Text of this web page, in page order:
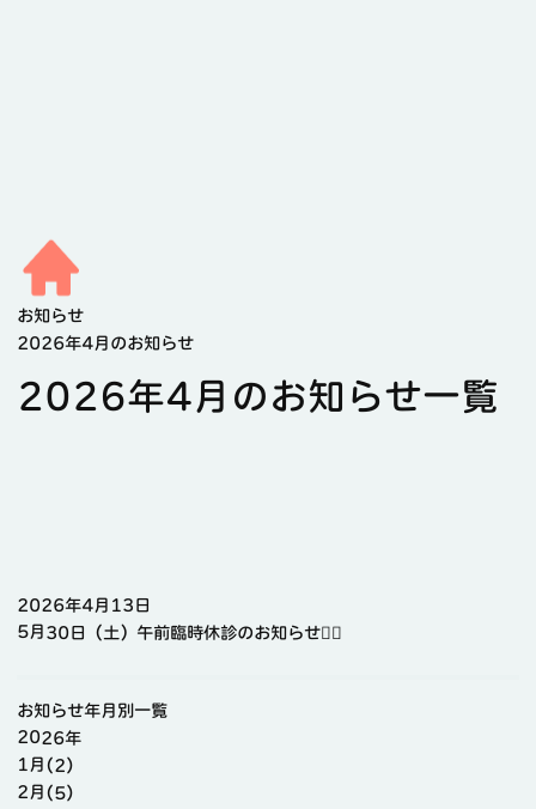
お知らせ
2026年4月のお知らせ
2026年4月のお知らせ一覧
2026年4月13日
5月30日（土）午前臨時休診のお知らせ🙇‍♀️
お知らせ年月別一覧
2026年
1月(2)
2月(5)